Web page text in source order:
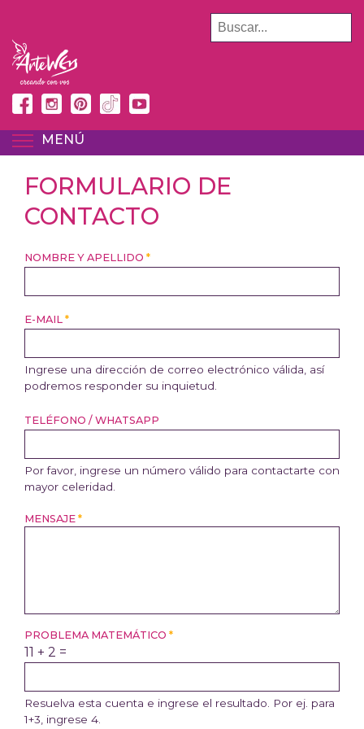
contenido
principal
BUSCAR
MENÚ
FORMULARIO DE
CONTACTO
NOMBRE Y APELLIDO *
E-MAIL *
Ingrese una dirección de correo electrónico válida, así
podremos responder su inquietud.
TELÉFONO / WHATSAPP
Por favor, ingrese un número válido para contactarte con
mayor celeridad.
MENSAJE *
PROBLEMA MATEMÁTICO *
11 + 2 =
Resuelva esta cuenta e ingrese el resultado. Por ej. para
1+3, ingrese 4.